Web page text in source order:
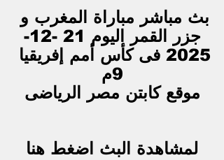
بث مباشر مباراة المغرب و
جزر القمر اليوم 21 -12-
2025 فى كأس أمم إفريقيا
9م
موقع كابتن مصر الرياضى
لمشاهدة البث اضغط هنا